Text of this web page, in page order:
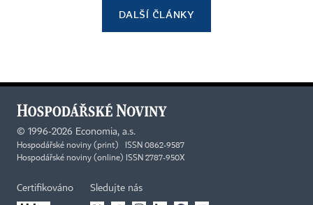
DALŠÍ ČLÁNKY
© 1996-2026 Economia, a.s.
Hospodářské noviny (print) ISSN 0862-9587
Hospodářské noviny (online) ISSN 2787-950X
Certifikováno Sledujte nás